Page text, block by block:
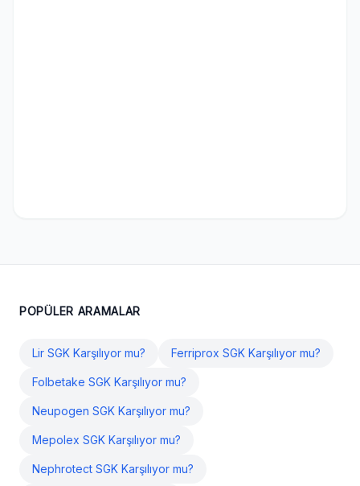
POPÜLER ARAMALAR
Lir SGK Karşılıyor mu? Ferriprox SGK Karşılıyor mu?
Folbetake SGK Karşılıyor mu?
Neupogen SGK Karşılıyor mu?
Mepolex SGK Karşılıyor mu?
Nephrotect SGK Karşılıyor mu?